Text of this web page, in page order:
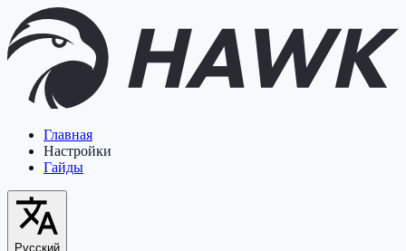
Главная
Настройки
Гайды
Русский